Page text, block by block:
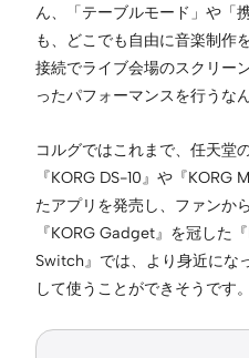
ん、「テーブルモード」や「
も、どこでも自由に音楽制作
接続でライブ会場のスクリー
ったパフォーマンスを行うな
コルグではこれまで、任天堂
『KORG DS-10』や『KORG
たアプリを発売し、ファンか
『KORG Gadget』を冠した
Switch』では、より身近にな
して使うことができそうです。